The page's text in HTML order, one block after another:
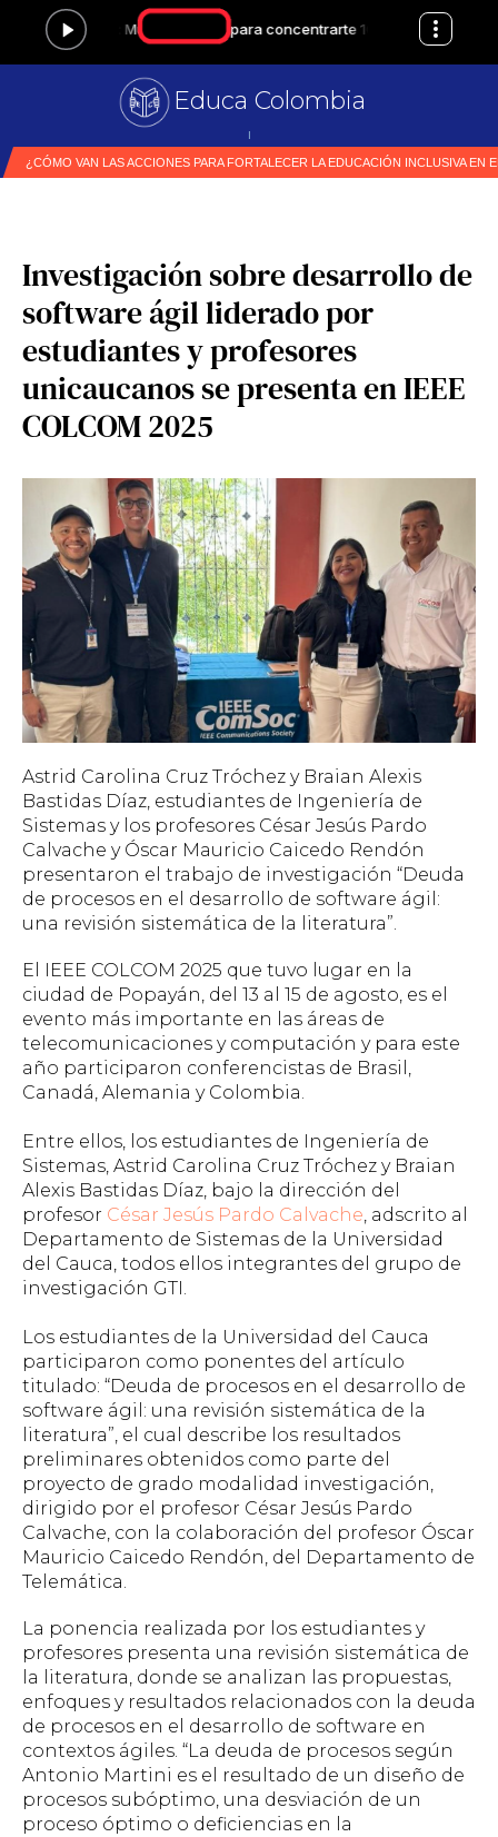
Educa Colombia
Primer medio es
Investigación sobre desarrollo de
software ágil liderado por
estudiantes y profesores
unicaucanos se presenta en IEEE
COLCOM 2025
Astrid Carolina Cruz Tróchez y Braian Alexis
Bastidas Díaz, estudiantes de Ingeniería de
Sistemas y los profesores César Jesús Pardo
Calvache y Óscar Mauricio Caicedo Rendón
presentaron el trabajo de investigación “Deuda
de procesos en el desarrollo de software ágil:
una revisión sistemática de la literatura”.
El IEEE COLCOM 2025 que tuvo lugar en la
ciudad de Popayán, del 13 al 15 de agosto, es el
evento más importante en las áreas de
telecomunicaciones y computación y para este
año participaron conferencistas de Brasil,
Canadá, Alemania y Colombia.
Entre ellos, los estudiantes de Ingeniería de
Sistemas, Astrid Carolina Cruz Tróchez y Braian
Alexis Bastidas Díaz, bajo la dirección del
profesor César Jesús Pardo Calvache, adscrito al
Departamento de Sistemas de la Universidad
del Cauca, todos ellos integrantes del grupo de
investigación GTI.
Los estudiantes de la Universidad del Cauca
participaron como ponentes del artículo
titulado: “Deuda de procesos en el desarrollo de
software ágil: una revisión sistemática de la
literatura”, el cual describe los resultados
preliminares obtenidos como parte del
proyecto de grado modalidad investigación,
dirigido por el profesor César Jesús Pardo
Calvache, con la colaboración del profesor Óscar
Mauricio Caicedo Rendón, del Departamento de
Telemática.
La ponencia realizada por los estudiantes y
profesores presenta una revisión sistemática de
la literatura, donde se analizan las propuestas,
enfoques y resultados relacionados con la deuda
de procesos en el desarrollo de software en
contextos ágiles. “La deuda de procesos según
Antonio Martini es el resultado de un diseño de
procesos subóptimo, una desviación de un
proceso óptimo o deficiencias en la